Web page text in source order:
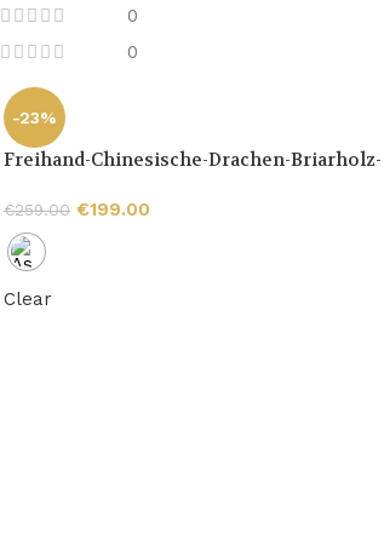
0
0
-23%
Freihand-Chinesische-Drachen-Briarholz-
€259.00 €199.00
Clear